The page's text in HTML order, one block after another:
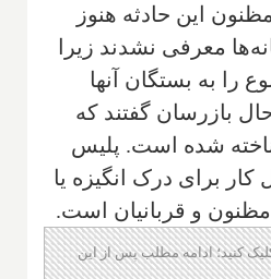
این حادثه هنوز
معرفی نشدند زیرا
را به بستگان آنها
حال بازرسان گفتند که
شده است. پلیس
برای درک انگیزه یا
مظنون و قربانیان است.
کنید؛ ادامه مطلب پس از این